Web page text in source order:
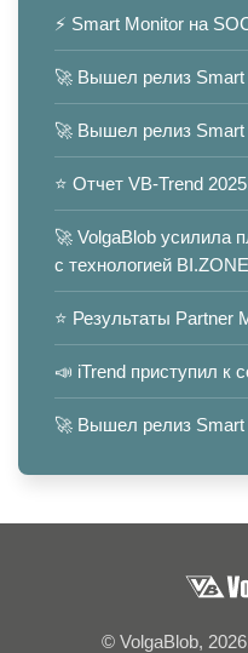
⚡️ Smart Monitor на
🚀 Вышел релиз Smart
🚀 Вышел релиз Smart
⭐️ Отчет VB-Trend 2025
🚀 VolgaBlob усилила
с технологией
⭐️ Результаты Partner
📣 iTrend приступил к
🚀 Вышел релиз Smart
© VolgaBlob,